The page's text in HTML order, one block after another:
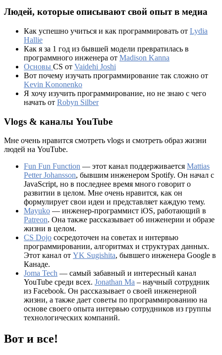
Людей, которые описывают свой опыт в медиа
Как успешно учиться и как программировать от Lydia
Hallie
Как я за 1 год из бывшей модели превратилась в
программного инженера от Madison Kanna
Основы CS от Vaidehi Joshi
Вот почему изучать программирование так сложно от
Kevin Kononenko
Я хочу изучить программирование, но не знаю с чего
начать от Robyn Silber
Vlogs & каналы YouTube
Мне очень нравится смотреть vlogs и смотреть образ жизни
людей на YouTube.
Fun Fun Function — этот канал поддерживается Mattias
Petter Johansson, бывшим инженером Spotify. Он начал с
JavaScript, но в последнее время много говорит о
развитии в целом. Мне очень нравится, как он
формулирует свои идеи и представляет каждую тему.
Mayuko — инженер-программист iOS, работающий в
Patreon. Она также рассказывает об инженерии и образе
жизни в целом.
CS Dojo сосредоточен на советах и интервью
программировании, алгоритмах и структурах данных.
Этот канал от YK Sugishita, бывшего инженера Google в
Канаде.
Joma Tech — самый забавный и интересный канал
YouTube среди всех. Jonathan Ma – научный сотрудник
из Facebook. Он рассказывает о своей инженерной
жизни, а также дает советы по программированию на
основе своего опыта интервью сотрудников из группы
технологических компаний.
Вот и все!